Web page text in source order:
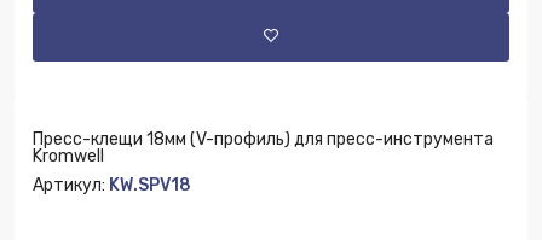
Пресс-клещи 18мм (V-профиль) для пресс-инструмента
Kromwell
Артикул: KW.SPV18